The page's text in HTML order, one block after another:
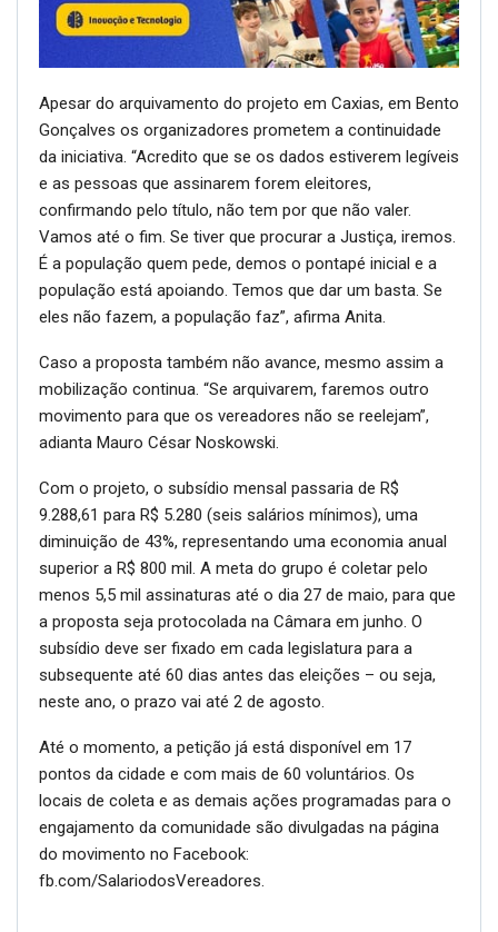
Apesar do arquivamento do projeto em Caxias, em Bento
Gonçalves os organizadores prometem a continuidade
da iniciativa. “Acredito que se os dados estiverem legíveis
e as pessoas que assinarem forem eleitores,
confirmando pelo título, não tem por que não valer.
Vamos até o fim. Se tiver que procurar a Justiça, iremos.
É a população quem pede, demos o pontapé inicial e a
população está apoiando. Temos que dar um basta. Se
eles não fazem, a população faz”, afirma Anita.
Caso a proposta também não avance, mesmo assim a
mobilização continua. “Se arquivarem, faremos outro
movimento para que os vereadores não se reelejam”,
adianta Mauro César Noskowski.
Com o projeto, o subsídio mensal passaria de R$
9.288,61 para R$ 5.280 (seis salários mínimos), uma
diminuição de 43%, representando uma economia anual
superior a R$ 800 mil. A meta do grupo é coletar pelo
menos 5,5 mil assinaturas até o dia 27 de maio, para que
a proposta seja protocolada na Câmara em junho. O
subsídio deve ser fixado em cada legislatura para a
subsequente até 60 dias antes das eleições – ou seja,
neste ano, o prazo vai até 2 de agosto.
Até o momento, a petição já está disponível em 17
pontos da cidade e com mais de 60 voluntários. Os
locais de coleta e as demais ações programadas para o
engajamento da comunidade são divulgadas na página
do movimento no Facebook:
fb.com/SalariodosVereadores.